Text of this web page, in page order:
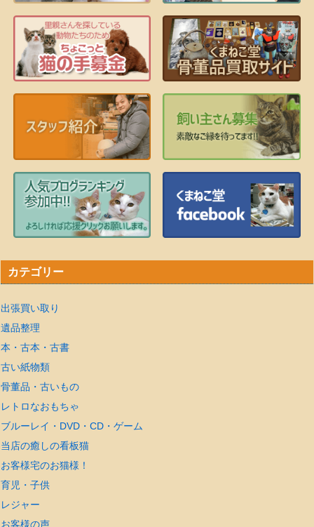
カテゴリー
出張買い取り
遺品整理
本・古本・古書
古い紙物類
骨董品・古いもの
レトロなおもちゃ
ブルーレイ・DVD・CD・ゲーム
当店の癒しの看板猫
お客様宅のお猫様！
育児・子供
レジャー
お客様の声